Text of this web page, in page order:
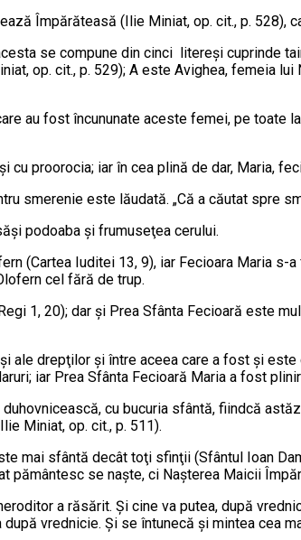
Împărăteasă (Ilie Miniat, op. cit., p. 528),
se compune din cinci litereşi cu­prin­de
op. cit., p. 529); A este Avighea, femeia
au fost încununate a­ceste femei, pe toate
proorocia; iar în cea plină de dar, Maria,
smerenie este lăudată. „Că a căutat spre
po­doaba şi frumuseţea cerului.
(Car­tea Iuditei 13, 9), iar Fecioara Maria
cel fără de trup.
1, 20); dar şi Prea Sfânta Fecioară este
ale drepţilor şi între aceea care a fost şi
iar Prea Sfânta Fecioară Maria a fost
cu bucuria sfântă, fiind­că
Miniat, op. cit., p. 511).
mai sfântă decât toţi sfinţii (Sfân­tul Ioan
pământesc se naşte, ci Naş­te­rea Maicii
a răsărit. Şi cine va putea, după
vrednicie. Şi se întunecă şi mintea cea